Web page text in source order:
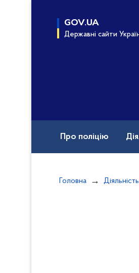
GOV.UA
Державні сайти
Про поліцію
Головна Діяльність